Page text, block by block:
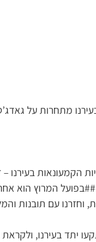
מתחרות על
הקמעונאות בעירנו
המרוץ הוא
וחזרנו עם תובנות
יתד בעירנו,